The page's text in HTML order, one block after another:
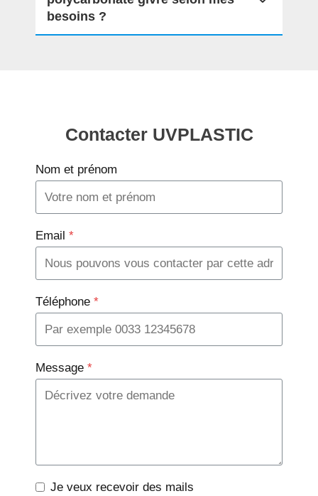
besoins ?
Contacter UVPLASTIC
Nom et prénom
Email *
Téléphone *
Message *
Je veux recevoir des mails